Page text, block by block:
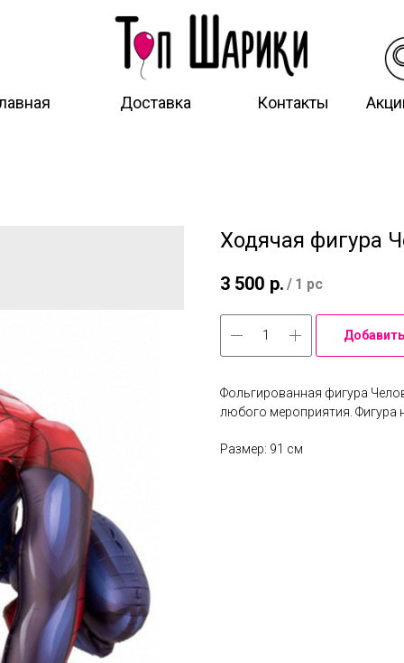
Доставка Контакты
Ходячая фигура
3 500 р. / 1 pc
Фольгированная фигура
любого мероприятия. Фигура
Размер: 91 см